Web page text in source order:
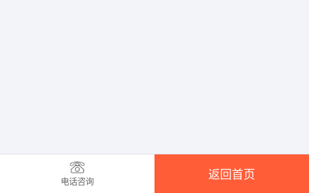
电话咨询
返回首页